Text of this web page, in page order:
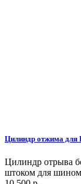
Цилиндр отжима
Цилиндр отрыва
штоком для